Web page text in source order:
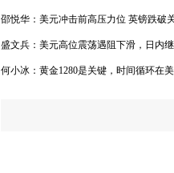
频）
邵悦华：美元冲击前高压力位 英镑跌破
盛文兵：美元高位震荡遇阻下滑，日内
元
何小冰：黄金1280是关键，时间循环在